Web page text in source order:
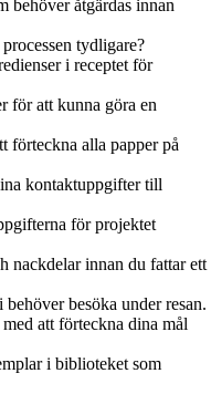
behöver åtgärdas innan
tydligare?
i receptet för
för att kunna göra en
förteckna alla papper på
kontaktuppgifter till
för projektet
nackdelar innan du fattar ett
besöka under resan.
att förteckna dina mål
i biblioteket som